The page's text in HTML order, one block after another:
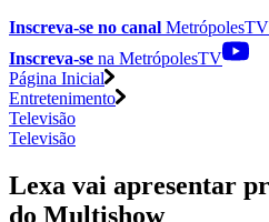
Inscreva-se no canal
Inscreva-se na MetrópolesTV
Página Inicial
Entretenimento
Televisão
Televisão
Lexa vai apresentar
do Multishow